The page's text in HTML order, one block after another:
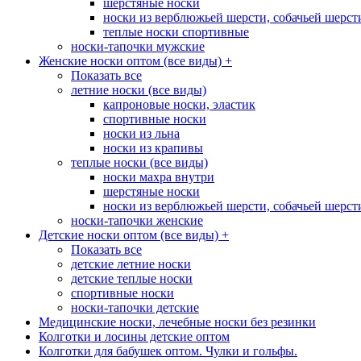
шерстяные носки
носки из верблюжьей шерсти, собачьей
теплые носки спортивные
носки-тапочки мужские
Женские носки оптом (все виды) +
Показать все
летние носки (все виды)
капроновые носки, эластик
спортивные носки
носки из льна
носки из крапивы
теплые носки (все виды)
носки махра внутри
шерстяные носки
носки из верблюжьей шерсти, собачьей
носки-тапочки женские
Детские носки оптом (все виды) +
Показать все
детские летние носки
детские теплые носки
спортивные носки
носки-тапочки детские
Медицинские носки, лечебные носки без резинки
Колготки и лосины детские оптом
Колготки для бабушек оптом. Чулки и гольфы.